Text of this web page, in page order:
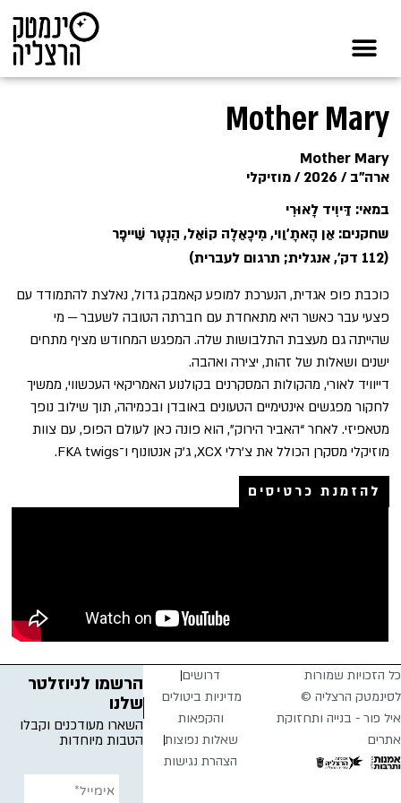
Mother Mary
Mother Mary
ארה"ב / 2026 / מוזיקלי
במאי: דֵּיוִיד לָאוּרִי
שחקנים: אֵן הָאתָ'וֵוי, מִיכָאֵלָה קוֹאֵל, הַנְטֶר שֵׁייפֶר
(112 דק', אנגלית; תרגום לעברית)
כוכבת פופ אגדית, הנערכת למופע קאמבק גדול, נאלצת להתמודד עם
פצעי עבר כאשר היא מתאחדת עם חברתה הטובה לשעבר — מי
שהייתה גם מעצבת התלבושות שלה. המפגש המחודש מציף מתחים
ישנים ושאלות של זהות, יצירה ואהבה.
דייוויד לאורי, מהקולות המסקרנים בקולנוע האמריקאי העכשווי, ממשיך
לחקור מפגשים אינטימיים הטעונים באובדן ובכמיהה, תוך שילוב נופך
מטאפיזי. לאחר “האביר הירוק”, הוא פונה כאן לעולם הפופ, עם צוות
מוזיקלי מסקרן הכולל את צ'רלי XCX, ג'ק אנטונוף ו־FKA twigs.
להזמנת כרטיסים
כל הזכויות שמורות
לסינמטק הרצליה ©
איל פור - בנייה ותחזוקת
אתרים
דרושים
מדיניות ביטולים
והקפאות
שאלות נפוצות
הצהרת נגישות
הרשמו לניוזלטר
שלנו
השארו מעודכנים וקבלו
הטבות מיוחדות